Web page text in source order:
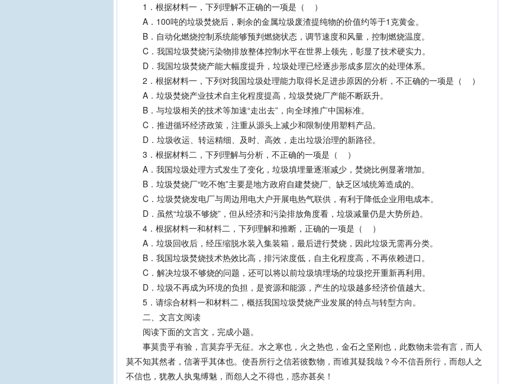
1．根据材料一，下列理解不正确的一项是（ ）
A．100吨的垃圾焚烧后，剩余的金属垃圾废渣提纯物的价值约等于1克黄金。
B．自动化燃烧控制系统能够预判燃烧状态，调节速度和风量，控制燃烧温度。
C．我国垃圾焚烧污染物排放整体控制水平在世界上领先，彰显了技术硬实力。
D．我国垃圾焚烧产能大幅度提升，垃圾处理已经逐步形成多层次的处理体系。
2．根据材料一，下列对我国垃圾处理能力取得长足进步原因的分析，不正确的一项是（ ）
A．垃圾焚烧产业技术自主化程度提高，垃圾焚烧厂产能不断跃升。
B．与垃圾相关的技术等加速“走出去”，向全球推广中国标准。
C．推进循环经济政策，注重从源头上减少和限制使用塑料产品。
D．垃圾收运、转运精细、及时、高效，走出垃圾治理的新路径。
3．根据材料二，下列理解与分析，不正确的一项是（ ）
A．我国垃圾处理方式发生了变化，垃圾填埋量逐渐减少，焚烧比例显著增加。
B．垃圾焚烧厂“吃不饱”主要是地方政府自建焚烧厂、缺乏区域统筹造成的。
C．垃圾焚烧发电厂与周边用电大户开展电热气联供，有利于降低企业用电成本。
D．虽然“垃圾不够烧”，但从经济和污染排放角度看，垃圾减量仍是大势所趋。
4．根据材料一和材料二，下列理解和推断，正确的一项是（ ）
A．垃圾回收后，经压缩脱水装入集装箱，最后进行焚烧，因此垃圾无需再分类。
B．我国垃圾焚烧技术热效比高，排污浓度低，自主化程度高，不再依赖进口。
C．解决垃圾不够烧的问题，还可以将以前垃圾填埋场的垃圾挖开重新再利用。
D．垃圾不再成为环境的负担，是资源和能源，产生的垃圾越多经济价值越大。
5．请综合材料一和材料二，概括我国垃圾焚烧产业发展的特点与转型方向。
二、文言文阅读
阅读下面的文言文，完成小题。
事莫贵乎有验，言莫弃乎无征。水之寒也，火之热也，金石之坚刚也，此数物未尝有言，而人
莫不知其然者，信著乎其体也。使吾所行之信若彼数物，而谁其疑我哉？今不信吾所行，而怨人之
不信也，犹教人执鬼缚魅，而怨人之不得也，惑亦甚矣！